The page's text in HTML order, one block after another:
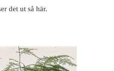
det ut så här.